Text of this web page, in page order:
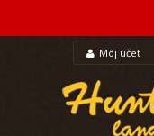
Môj účet